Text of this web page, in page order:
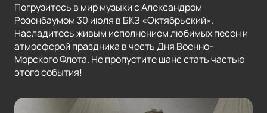
Погрузитесь в мир музыки с Александром
Розенбаумом 30 июля в БКЗ «Октябрьский».
Насладитесь живым исполнением любимых песен и
атмосферой праздника в честь Дня Военно-
Морского Флота. Не пропустите шанс стать частью
этого события!